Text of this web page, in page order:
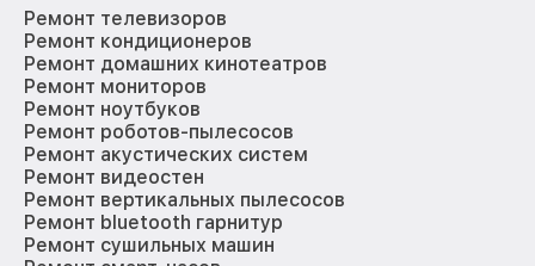
Ремонт телевизоров
Ремонт кондиционеров
Ремонт домашних кинотеатров
Ремонт мониторов
Ремонт ноутбуков
Ремонт роботов-пылесосов
Ремонт акустических систем
Ремонт видеостен
Ремонт вертикальных пылесосов
Ремонт bluetooth гарнитур
Ремонт сушильных машин